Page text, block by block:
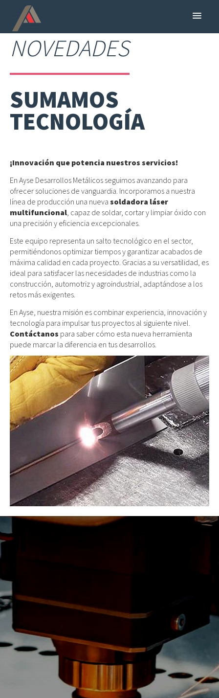
INICIO
SERVICIOS
EMPRESA
CONTACTO
PRESUPUESTO
PORTFOLIO
NOVEDADES
SUMAMOS
TECNOLOGÍA
¡Innovación que potencia nuestros servicios!
En Ayse Desarrollos Metálicos seguimos avanzando para
ofrecer soluciones de vanguardia. Incorporamos a nuestra
línea de producción una nueva soldadora láser
multifuncional, capaz de soldar, cortar y limpiar óxido con
una precisión y eficiencia excepcionales.
Este equipo representa un salto tecnológico en el sector,
permitiéndonos optimizar tiempos y garantizar acabados de
máxima calidad en cada proyecto. Gracias a su versatilidad, es
ideal para satisfacer las necesidades de industrias como la
construcción, automotriz y agroindustrial, adaptándose a los
retos más exigentes.
En Ayse, nuestra misión es combinar experiencia, innovación y
tecnología para impulsar tus proyectos al siguiente nivel.
Contáctanos para saber cómo esta nueva herramienta
puede marcar la diferencia en tus desarrollos.